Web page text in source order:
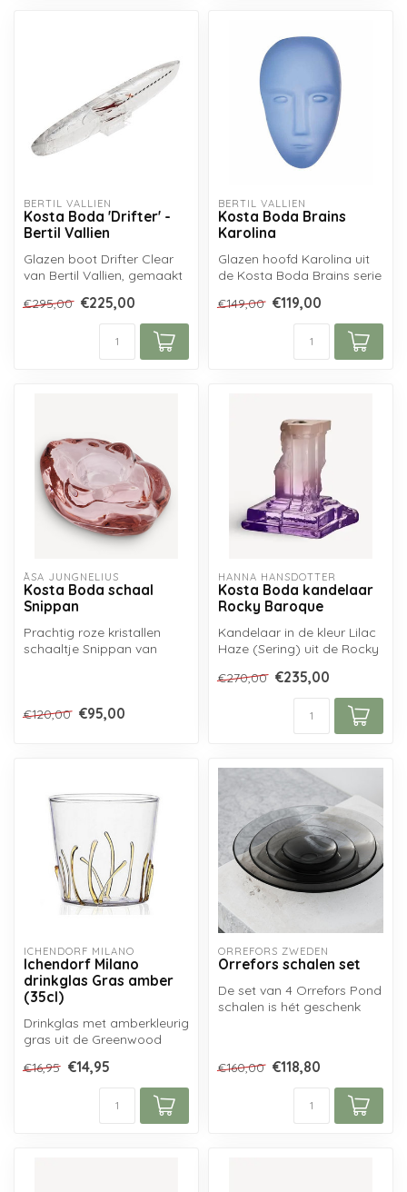
BERTIL VALLIEN
Kosta Boda 'Drifter' -
Bertil Vallien
Glazen boot Drifter Clear
van Bertil Vallien, gemaakt
€295,00 €225,00
BERTIL VALLIEN
Kosta Boda Brains
Karolina
Glazen hoofd Karolina uit
de Kosta Boda Brains serie
€149,00 €119,00
ÅSA JUNGNELIUS
Kosta Boda schaal
Snippan
Prachtig roze kristallen
schaaltje Snippan van
€120,00 €95,00
HANNA HANSDOTTER
Kosta Boda kandelaar
Rocky Baroque
Kandelaar in de kleur Lilac
Haze (Sering) uit de Rocky
B...
€270,00 €235,00
ICHENDORF MILANO
Ichendorf Milano
drinkglas Gras amber
(35cl)
Drinkglas met amberkleurig
gras uit de Greenwood
...
€16,95 €14,95
ORREFORS ZWEDEN
Orrefors schalen set
De set van 4 Orrefors Pond
schalen is hét geschenk
€160,00 €118,80